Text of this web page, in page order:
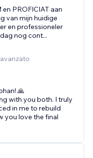
en PROFICIAT aan
van mijn huidige
en professioneler
nog cont...
🙏
with you both. I truly
in me to rebuild
you love the final